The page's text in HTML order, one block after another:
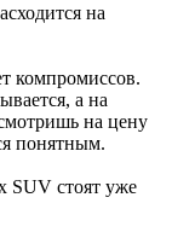
на
компромиссов.
а на
на цену
понятным.
SUV стоят уже